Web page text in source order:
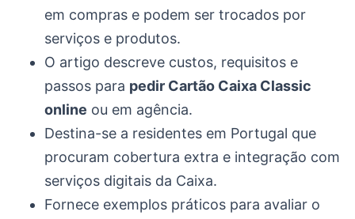
em compras e podem ser trocados por
serviços e produtos.
O artigo descreve custos, requisitos e
passos para pedir Cartão Caixa Classic
online ou em agência.
Destina-se a residentes em Portugal que
procuram cobertura extra e integração com
serviços digitais da Caixa.
Fornece exemplos práticos para avaliar o